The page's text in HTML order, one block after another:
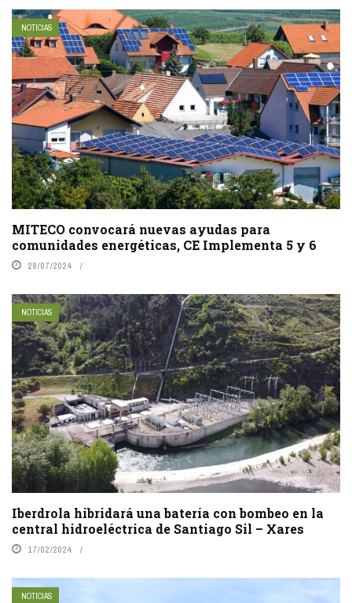
NOTICIAS
MITECO convocará nuevas ayudas para
comunidades energéticas, CE Implementa 5 y 6
28/07/2024
NOTICIAS
Iberdrola hibridará una batería con bombeo en la
central hidroeléctrica de Santiago Sil – Xares
17/02/2024
NOTICIAS